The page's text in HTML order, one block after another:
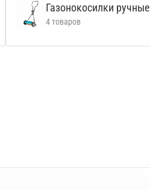
Газонокосилки ручные
4 товаров